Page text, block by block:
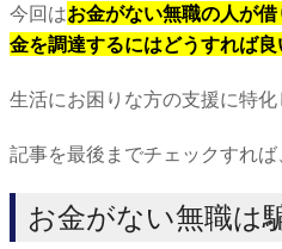
今回はお金がない無職の人が
金を調達するにはどうすれば良
生活にお困りな方の支援に特
記事を最後までチェックすれ
お金がない無職は